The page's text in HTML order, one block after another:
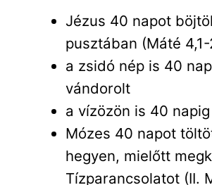
Jézus 40 napot
pusztában (Máté 4,1-
a zsidó nép is 40
vándorolt
a vízözön is 40
Mózes 40 napot
hegyen, mielőtt
Tízparancsolatot (II.